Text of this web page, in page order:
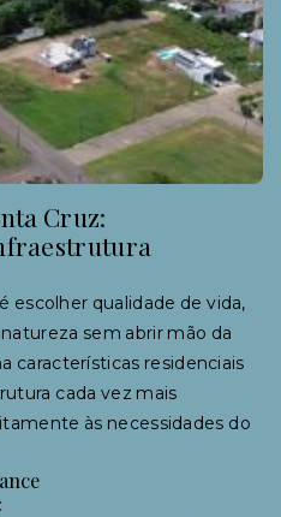
Cruz:
escolher qualidade de vida,
sem abrir mão da
características residenciais
cada vez mais
às necessidades do